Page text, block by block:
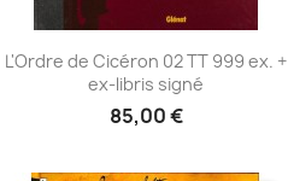
Aperçu rapide
L'Ordre de Cicéron 02 TT 999 ex. +
ex-libris signé
85,00 €